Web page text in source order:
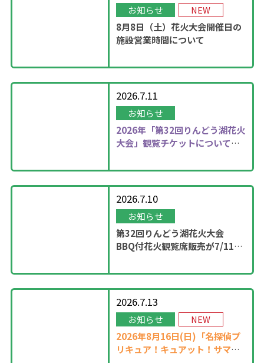
お知らせ NEW
8月8日（土）花火大会開催日の
施設営業時間について
2026.7.11
お知らせ
2026年 「第32回りんどう湖花火
大会」観覧チケットについて更
2026.7.10
お知らせ
第32回りんどう湖花火大会
BBQ付花火観覧席販売が7/11
2026.7.13
お知らせ NEW
2026年8月16日(日)「名探偵プ
リキュア！キュアット！サマー